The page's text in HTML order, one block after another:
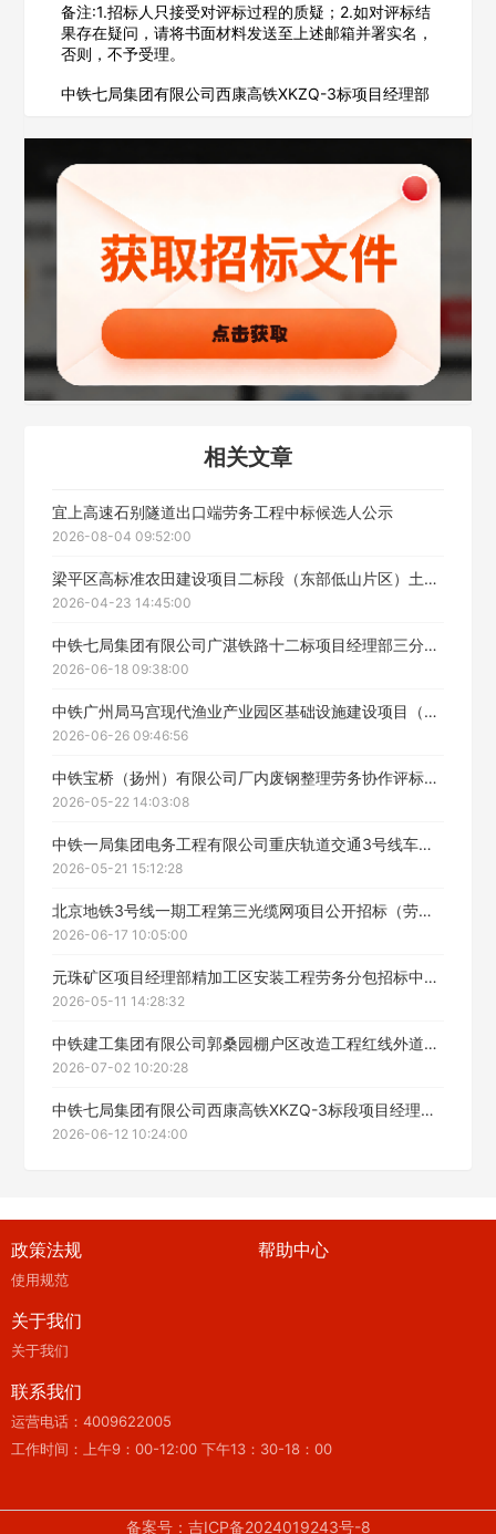
备注:1.招标人只接受对评标过程的质疑；2.如对评标结
果存在疑问，请将书面材料发送至上述邮箱并署实名，
否则，不予受理。
中铁七局集团有限公司西康高铁XKZQ-3标项目经理部
相关文章
宜上高速石别隧道出口端劳务工程中标候选人公示
2026-08-04 09:52:00
梁平区高标准农田建设项目二标段（东部低山片区）土建劳务工程（二标段）中标候选人公示
2026-04-23 14:45:00
中铁七局集团有限公司广湛铁路十二标项目经理部三分部共建箱涵工程劳务分包施工招标中标候选人公示
2026-06-18 09:38:00
中铁广州局马宫现代渔业产业园区基础设施建设项目（一期）综合施工工程劳务分包中标候选人公示
2026-06-26 09:46:56
中铁宝桥（扬州）有限公司厂内废钢整理劳务协作评标结果公示
2026-05-22 14:03:08
中铁一局集团电务工程有限公司重庆轨道交通3号线车站墙砖等设施专项维修委外项目劳务分包中标候选人公示
2026-05-21 15:12:28
北京地铁3号线一期工程第三光缆网项目公开招标（劳务分包）中标候选人公示
2026-06-17 10:05:00
元珠矿区项目经理部精加工区安装工程劳务分包招标中标候选人公示
2026-05-11 14:28:32
中铁建工集团有限公司郭桑园棚户区改造工程红线外道路维护施工劳务分包工程中标候选人公示
2026-07-02 10:20:28
中铁七局集团有限公司西康高铁XKZQ-3标段项目经理部柞水西站站台装修工程劳务招标中标候选人公示
2026-06-12 10:24:00
政策法规
使用规范
帮助中心
关于我们
关于我们
联系我们
运营电话：4009622005
工作时间：上午9：00-12:00 下午13：30-18：00
备案号：吉ICP备2024019243号-8
欢迎入驻供应商
公司名称
公司所在地
请选择省市
经办人
填写联系电话后会有服务中心的工作人员给您致电！
立即入驻